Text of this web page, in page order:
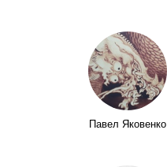
Павел Яковенко